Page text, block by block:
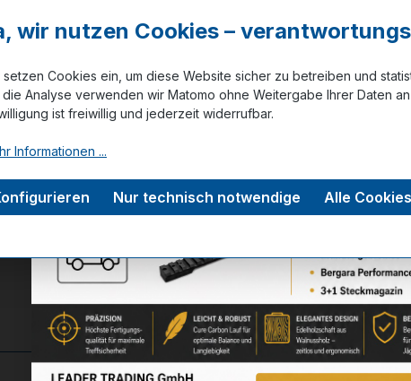
Information
wir nutzen Cookies –
setzen Cookies ein, um diese Website sicher zu betreiben und
die Analyse verwenden wir Matomo ohne Weitergabe Ihrer Daten an
ist freiwillig und jederzeit widerrufbar.
Informationen ...
Nur technisch notwendige Alle